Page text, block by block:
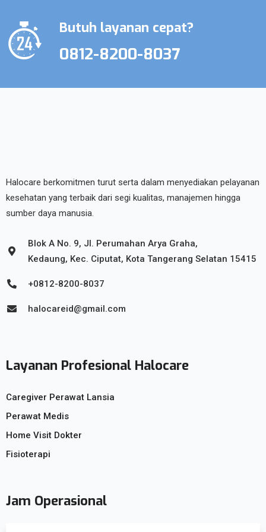
Butuh layanan cepat?
0812-8200-8037
Halocare berkomitmen turut serta dalam menyediakan pelayanan
kesehatan yang terbaik dari segi kualitas, manajemen hingga
sumber daya manusia.
Blok A No. 9, Jl. Perumahan Arya Graha,
Kedaung, Kec. Ciputat, Kota Tangerang Selatan 15415
+0812-8200-8037
halocareid@gmail.com
Layanan Profesional Halocare
Caregiver Perawat Lansia
Perawat Medis
Home Visit Dokter
Fisioterapi
Jam Operasional